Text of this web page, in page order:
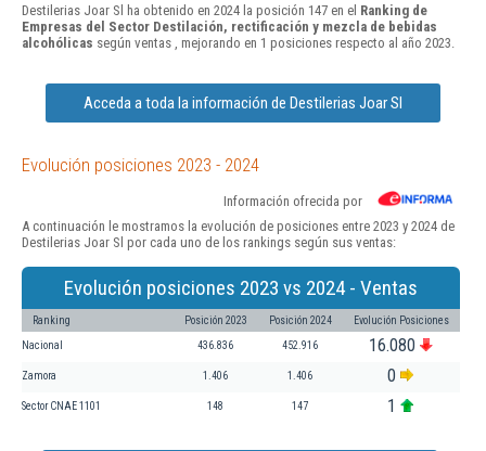
Destilerias Joar Sl ha obtenido en 2024 la posición 147 en el Ranking de
Empresas del Sector Destilación, rectificación y mezcla de bebidas
alcohólicas según ventas , mejorando en 1 posiciones respecto al año 2023.
Acceda a toda la información de Destilerias Joar Sl
Evolución posiciones 2023 - 2024
Información ofrecida por
A continuación le mostramos la evolución de posiciones entre 2023 y 2024 de
Destilerias Joar Sl por cada uno de los rankings según sus ventas:
Evolución posiciones 2023 vs 2024 - Ventas
Ranking Posición 2023 Posición 2024 Evolución Posiciones
Nacional 436.836 452.916 16.080
Zamora 1.406 1.406 0
Sector CNAE 1101 148 147 1